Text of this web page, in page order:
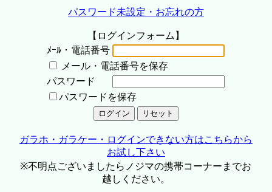
パスワード未設定・お忘れの方
【ログインフォーム】
ﾒｰﾙ・電話番号
メール・電話番号を保存
パスワード
パスワードを保存
ガラホ・ガラケー・ログインできない方はこちらから
お試し下さい
※不明点ございましたらノジマの携帯コーナーまでお
越しください。